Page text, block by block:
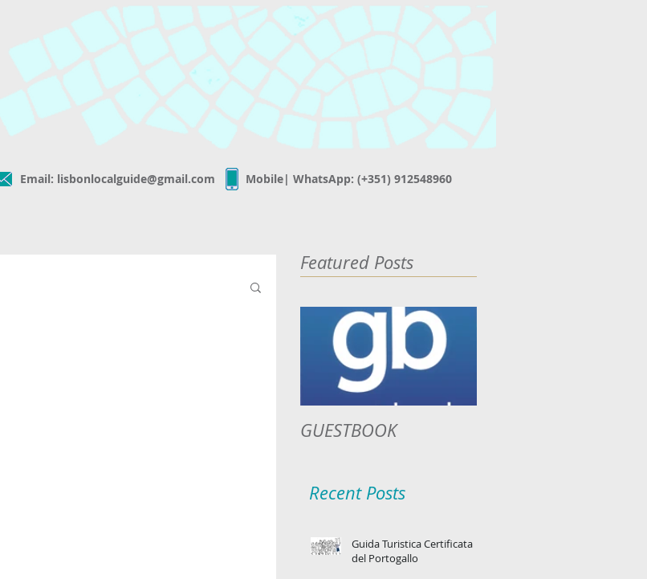
Email: lisbonlocalguide@gmail.com Mobile| WhatsApp: (+351) 912548960
Featured Posts
GUESTBOOK
Recent Posts
Guida Turistica Certificata
del Portogallo